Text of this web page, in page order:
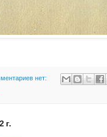
нет:
г.